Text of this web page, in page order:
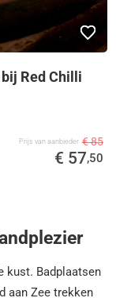
Red Chilli
Prijs van aanbieder € 85
€ 57,50
kust. Badplaatsen
aan Zee trekken